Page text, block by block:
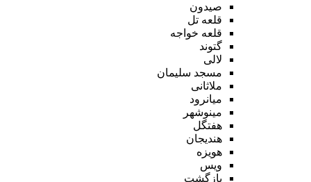
صیدون
قلعه تل
قلعه خواجه
گتوند
لالی
مسجد سلیمان
ملاثانی
میانرود
مینوشهر
هفتگل
هندیجان
هویزه
ویس
بازگشت